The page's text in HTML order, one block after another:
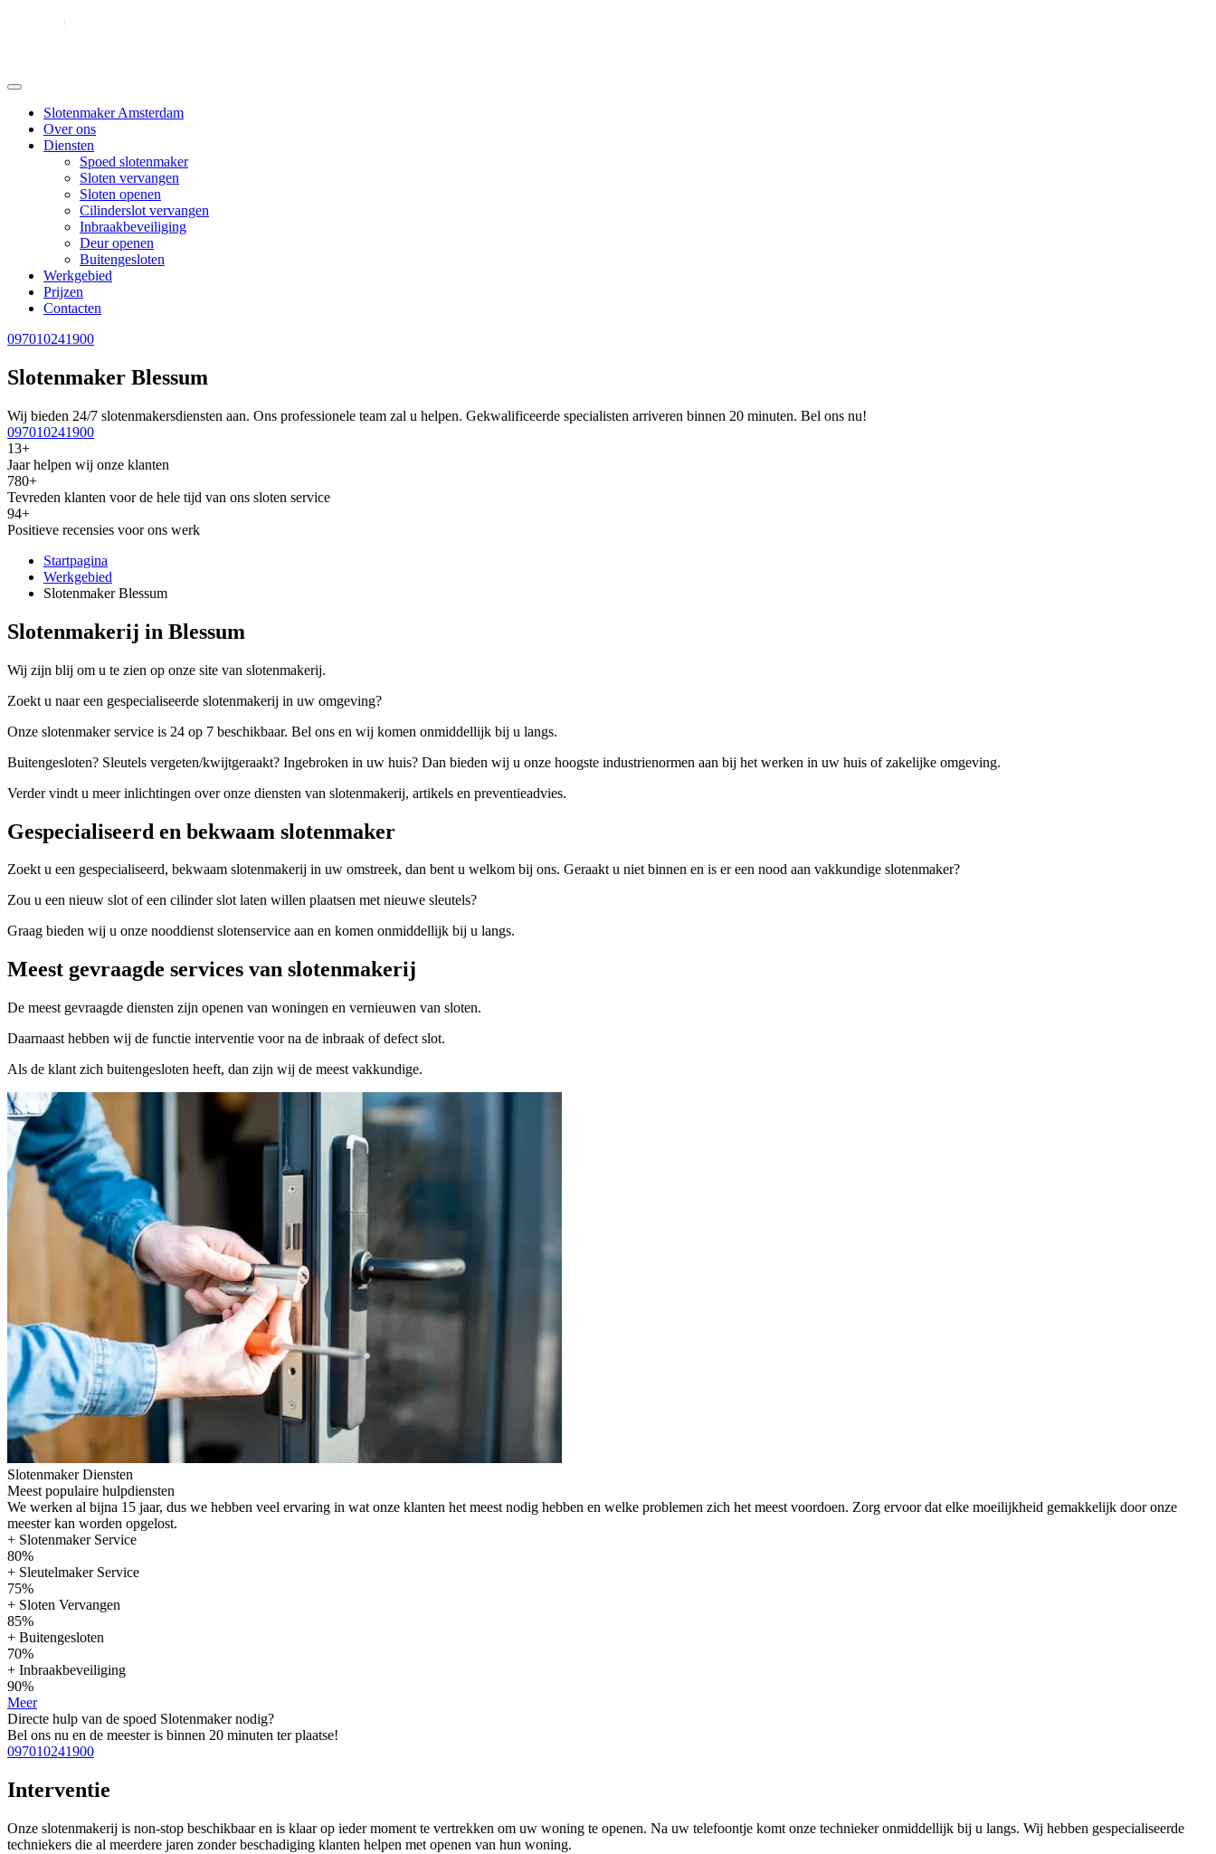
Slotenmaker Amsterdam
Over ons
Diensten
Spoed slotenmaker
Sloten vervangen
Sloten openen
Cilinderslot vervangen
Inbraakbeveiliging
Deur openen
Buitengesloten
Werkgebied
Prijzen
Contacten
097010241900
Slotenmaker Blessum
Wij bieden 24/7 slotenmakersdiensten aan. Ons professionele team zal u helpen. Gekwalificeerde specialisten arriveren binnen 20 minuten. Bel ons nu!
097010241900
13+
Jaar helpen wij onze klanten
780+
Tevreden klanten voor de hele tijd van ons sloten service
94+
Positieve recensies voor ons werk
Startpagina
Werkgebied
Slotenmaker Blessum
Slotenmakerij in Blessum
Wij zijn blij om u te zien op onze site van slotenmakerij.
Zoekt u naar een gespecialiseerde slotenmakerij in uw omgeving?
Onze slotenmaker service is 24 op 7 beschikbaar. Bel ons en wij komen onmiddellijk bij u langs.
Buitengesloten? Sleutels vergeten/kwijtgeraakt? Ingebroken in uw huis? Dan bieden wij u onze hoogste industrienormen aan bij het werken in uw huis of zakelijke omgeving.
Verder vindt u meer inlichtingen over onze diensten van slotenmakerij, artikels en preventieadvies.
Gespecialiseerd en bekwaam slotenmaker
Zoekt u een gespecialiseerd, bekwaam slotenmakerij in uw omstreek, dan bent u welkom bij ons. Geraakt u niet binnen en is er een nood aan vakkundige slotenmaker?
Zou u een nieuw slot of een cilinder slot laten willen plaatsen met nieuwe sleutels?
Graag bieden wij u onze nooddienst slotenservice aan en komen onmiddellijk bij u langs.
Meest gevraagde services van slotenmakerij
De meest gevraagde diensten zijn openen van woningen en vernieuwen van sloten.
Daarnaast hebben wij de functie interventie voor na de inbraak of defect slot.
Als de klant zich buitengesloten heeft, dan zijn wij de meest vakkundige.
Slotenmaker Diensten
Meest populaire hulpdiensten
We werken al bijna 15 jaar, dus we hebben veel ervaring in wat onze klanten het meest nodig hebben en welke problemen zich het meest voordoen. Zorg ervoor dat elke moeilijkheid gemakkelijk door onze
meester kan worden opgelost.
+ Slotenmaker Service
80%
+ Sleutelmaker Service
75%
+ Sloten Vervangen
85%
+ Buitengesloten
70%
+ Inbraakbeveiliging
90%
Meer
Directe hulp van de spoed Slotenmaker nodig?
Bel ons nu en de meester is binnen 20 minuten ter plaatse!
097010241900
Interventie
Onze slotenmakerij is non-stop beschikbaar en is klaar op ieder moment te vertrekken om uw woning te openen. Na uw telefoontje komt onze technieker onmiddellijk bij u langs. Wij hebben gespecialiseerde
techniekers die al meerdere jaren zonder beschadiging klanten helpen met openen van hun woning.